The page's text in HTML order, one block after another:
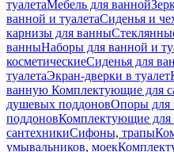
туалетаМебель для ванной
ванной и туалетаСиденья и
карнизы для ванны
ванныНаборы для ванной и
косметическиеСиденья для
туалетаЭкран-дверки в туалет
ванную Комплектующие для
душевых поддоновОпоры для
поддоновКомплектующие для
сантехникиСифоны, трапы
умывальников, моек